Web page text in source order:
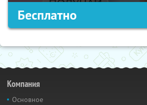
Бесплатно
Компания
Основное